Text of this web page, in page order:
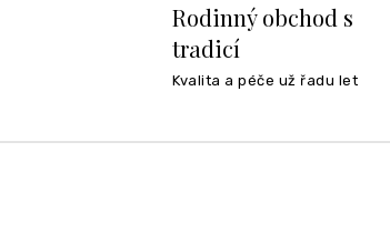
Rodinný obchod s
tradicí
Kvalita a péče už řadu let